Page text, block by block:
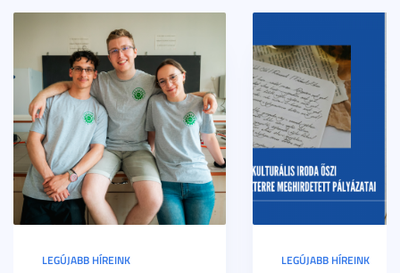
LEGÚJABB HÍREINK LEGÚJABB HÍREINK